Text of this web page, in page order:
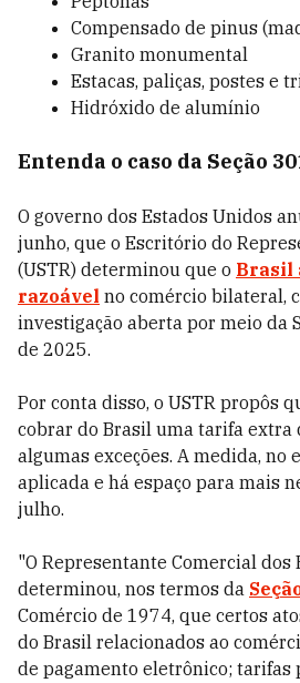
Compensado de pinus
Granito monumental
Estacas, paliças, postes e
Hidróxido de alumínio
Entenda o caso da Seção
O governo dos Estados Unidos
junho, que o Escritório do
(USTR) determinou que o Brasil
razoável no comércio bilateral,
investigação aberta por meio da
de 2025.
Por conta disso, o USTR propôs
cobrar do Brasil uma tarifa extra
algumas exceções. A medida, no
aplicada e há espaço para mais
julho.
"O Representante Comercial dos
determinou, nos termos da
Comércio de 1974, que certos
do Brasil relacionados ao
de pagamento eletrônico; tarifas